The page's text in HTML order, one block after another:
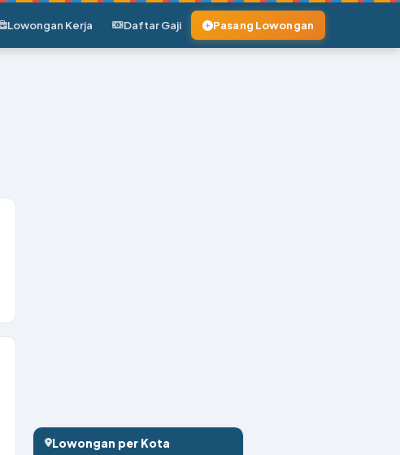
Lowongan Kerja Daftar Gaji Pasang Lowongan
Lowongan per Kota